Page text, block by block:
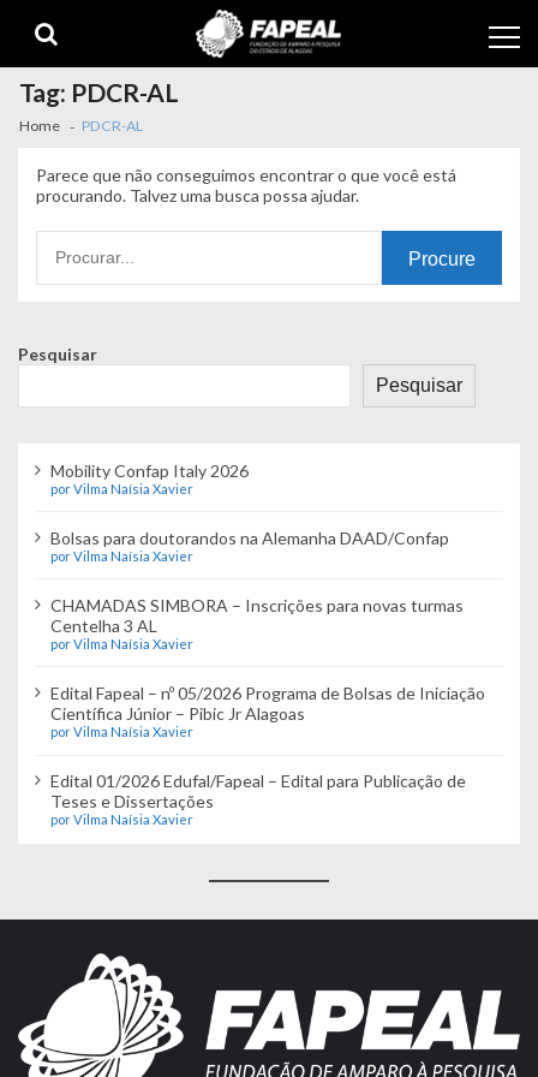
navigation
content
Tag: PDCR-AL
Home PDCR-AL
Parece que não conseguimos encontrar o que você está
procurando. Talvez uma busca possa ajudar.
por:
Pesquisar
Pesquisar
Mobility Confap Italy 2026
por Vilma Naísia Xavier
Bolsas para doutorandos na Alemanha DAAD/Confap
por Vilma Naísia Xavier
CHAMADAS SIMBORA – Inscrições para novas turmas
Centelha 3 AL
por Vilma Naísia Xavier
Edital Fapeal – nº 05/2026 Programa de Bolsas de Iniciação
Científica Júnior – Pibic Jr Alagoas
por Vilma Naísia Xavier
Edital 01/2026 Edufal/Fapeal – Edital para Publicação de
Teses e Dissertações
por Vilma Naísia Xavier